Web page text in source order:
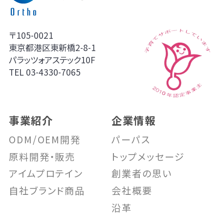
〒105-0021
東京都港区東新橋2-8-1
パラッツォアステック10F
TEL 03-4330-7065
事業紹介
ODM/OEM開発
原料開発・販売
アイムプロテイン
自社ブランド商品
企業情報
パーパス
トップメッセージ
創業者の思い
会社概要
沿革